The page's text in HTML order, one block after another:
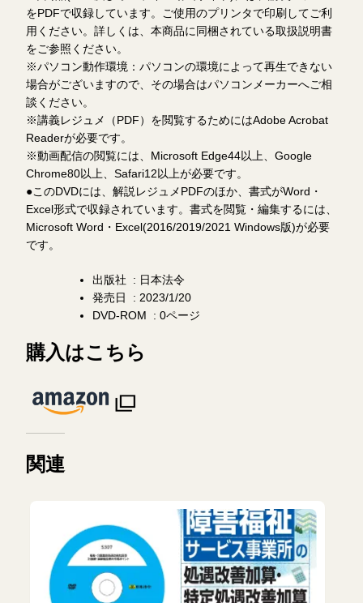
をPDFで収録しています。ご使用のプリンタで印刷してご利
用ください。詳しくは、本商品に同梱されている取扱説明書
をご参照ください。
※パソコン動作環境：パソコンの環境によって再生できない
場合がございますので、その場合はパソコンメーカーへご相
談ください。
※講義レジュメ（PDF）を閲覧するためにはAdobe Acrobat
Readerが必要です。
※動画配信の閲覧には、Microsoft Edge44以上、Google
Chrome80以上、Safari12以上が必要です。
●このDVDには、解説レジュメPDFのほか、書式がWord・
Excel形式で収録されています。書式を閲覧・編集するには、
Microsoft Word・Excel(2016/2019/2021 Windows版)が必要
です。
出版社 ‏ : ‎日本法令
発売日 ‏ : ‎2023/1/20
DVD-ROM ‏ : ‎0ページ
購入はこちら
関連